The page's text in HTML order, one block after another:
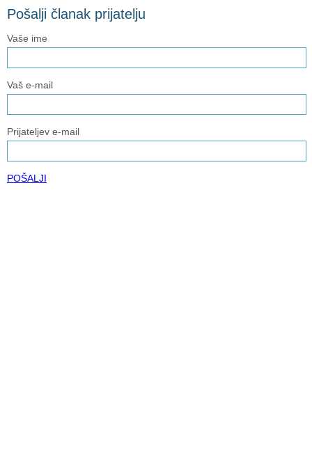
Pošalji članak prijatelju
Vaše ime
Vaš e-mail
Prijateljev e-mail
POŠALJI